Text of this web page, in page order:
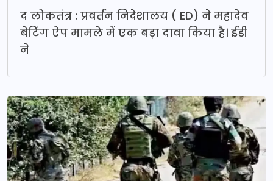
द लोकतंत्र : प्रवर्तन निदेशालय ( ED) ने महादेव
बेटिंग ऐप मामले में एक बड़ा दावा किया है। ईडी
ने